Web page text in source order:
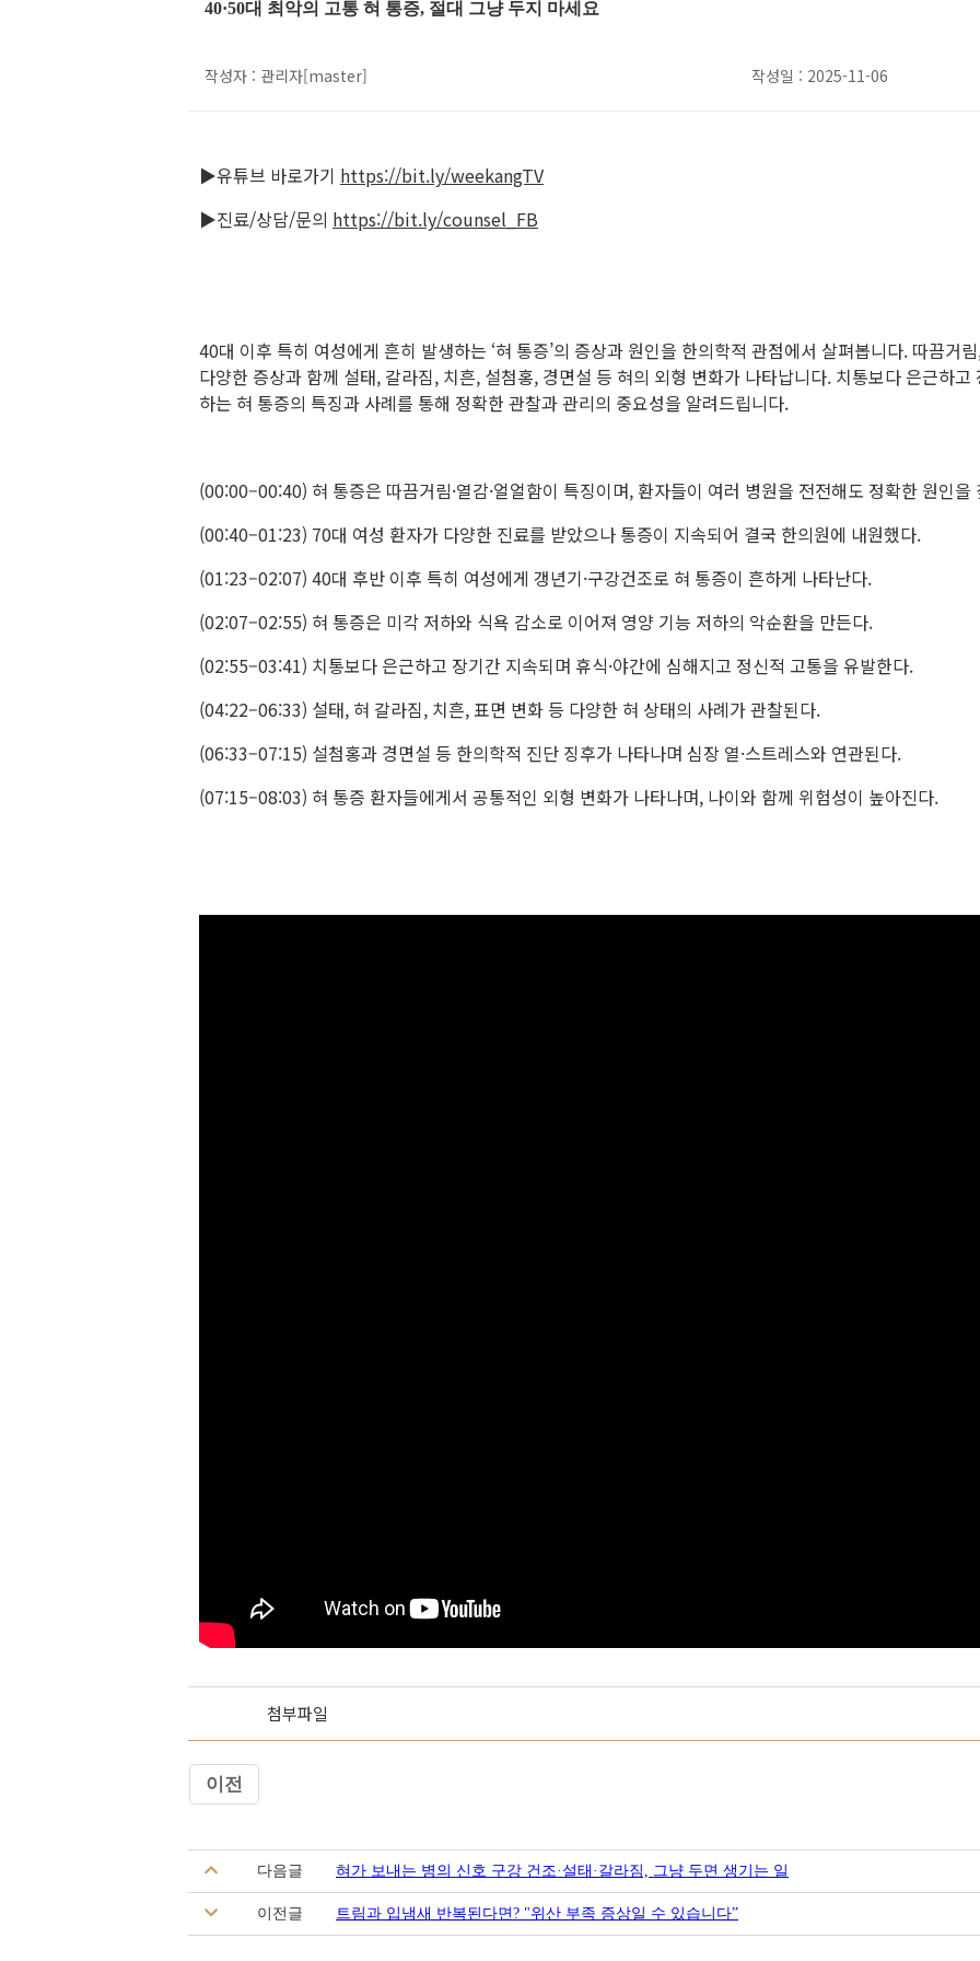
40·50대 최악의 고통 혀 통증, 절대 그냥 두지 마세요
작성자 : 관리자[master] 작성일 : 2025-11-06
▶유튜브 바로가기 https://bit.ly/weekangTV
▶진료/상담/문의 https://bit.ly/counsel_FB
40대 이후 특히 여성에게 흔히 발생하는 ‘혀 통증’의 증상과 원인을 한의학적 관점에서 살펴봅니다. 따끔거
다양한 증상과 함께 설태, 갈라짐, 치흔, 설첨홍, 경면설 등 혀의 외형 변화가 나타납니다. 치통보다 은근하
하는 혀 통증의 특징과 사례를 통해 정확한 관찰과 관리의 중요성을 알려드립니다.
(00:00–00:40) 혀 통증은 따끔거림·열감·얼얼함이 특징이며, 환자들이 여러 병원을 전전해도 정확한 원인
(00:40–01:23) 70대 여성 환자가 다양한 진료를 받았으나 통증이 지속되어 결국 한의원에 내원했다.
(01:23–02:07) 40대 후반 이후 특히 여성에게 갱년기·구강건조로 혀 통증이 흔하게 나타난다.
(02:07–02:55) 혀 통증은 미각 저하와 식욕 감소로 이어져 영양 기능 저하의 악순환을 만든다.
(02:55–03:41) 치통보다 은근하고 장기간 지속되며 휴식·야간에 심해지고 정신적 고통을 유발한다.
(04:22–06:33) 설태, 혀 갈라짐, 치흔, 표면 변화 등 다양한 혀 상태의 사례가 관찰된다.
(06:33–07:15) 설첨홍과 경면설 등 한의학적 진단 징후가 나타나며 심장 열·스트레스와 연관된다.
(07:15–08:03) 혀 통증 환자들에게서 공통적인 외형 변화가 나타나며, 나이와 함께 위험성이 높아진다.
첨부파일
이전
다음글 혀가 보내는 병의 신호 구강 건조·설태·갈라짐, 그냥 두면 생기는 일
이전글 트림과 입냄새 반복된다면? "위산 부족 증상일 수 있습니다”